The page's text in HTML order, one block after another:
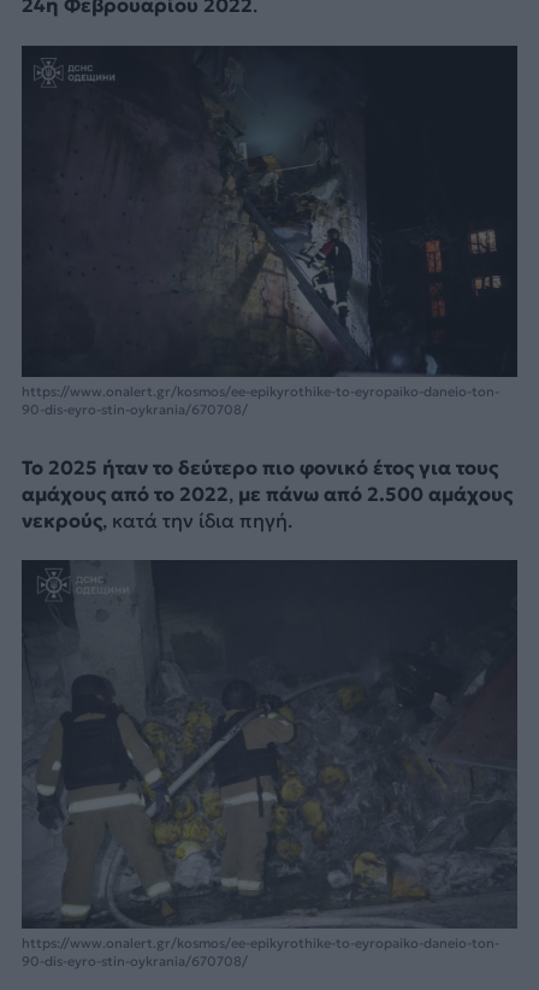
24η Φεβρουαρίου 2022.
https://www.onalert.gr/kosmos/ee-epikyrothike-to-eyropaiko-daneio-ton-
90-dis-eyro-stin-oykrania/670708/
Το 2025 ήταν το δεύτερο πιο φονικό έτος για τους
αμάχους από το 2022, με πάνω από 2.500 αμάχους
νεκρούς, κατά την ίδια πηγή.
https://www.onalert.gr/kosmos/ee-epikyrothike-to-eyropaiko-daneio-ton-
90-dis-eyro-stin-oykrania/670708/